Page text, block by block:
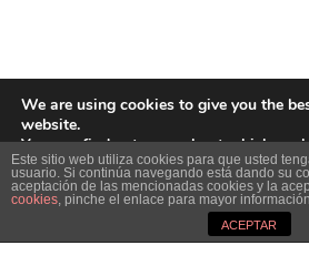
Este sitio web utiliza cookies para que usted
usuario. Si continúa navegando está dando su
aceptación de las mencionadas cookies y la
cookies, pinche el enlace para mayor información
ACEPTAR
We are using cookies to give you the
website.
You can find out more about which
switch them off insettings.
Accept Reject Settings